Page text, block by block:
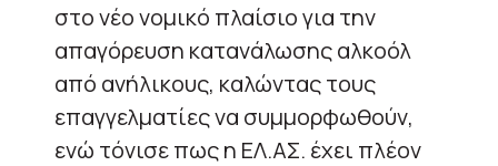
στο νέο νομικό πλαίσιο για την
απαγόρευση κατανάλωσης αλκοόλ
από ανήλικους, καλώντας τους
επαγγελματίες να συμμορφωθούν,
ενώ τόνισε πως η ΕΛ.ΑΣ. έχει πλέον